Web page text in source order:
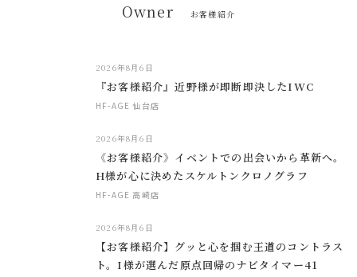
Owner お客様紹介
2026年8月6日
『お客様紹介』近野様が即断即決したIWC
HF-AGE 仙台店
2026年8月6日
《お客様紹介》イベントでの出会いから革新へ。
H様が心に決めたスケルトンクロノグラフ
HF-AGE 高崎店
2026年8月6日
【お客様紹介】グッと心を掴む王道のコントラス
ト。I様が選んだ原点回帰のナビタイマー41